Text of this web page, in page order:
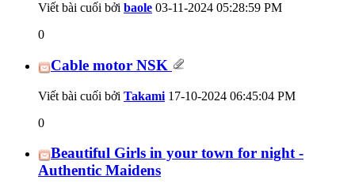
Viết bài cuối bởi baole 03-11-2024 05:28:59 PM
0
Cable motor NSK
Viết bài cuối bởi Takami 17-10-2024 06:45:04 PM
0
Beautiful Girls in your town for night -
Authentic Maidens